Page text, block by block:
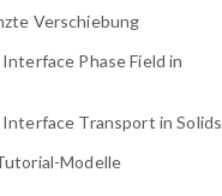
Verschiebung
Phase Field in
Transport in Solids
Modelle